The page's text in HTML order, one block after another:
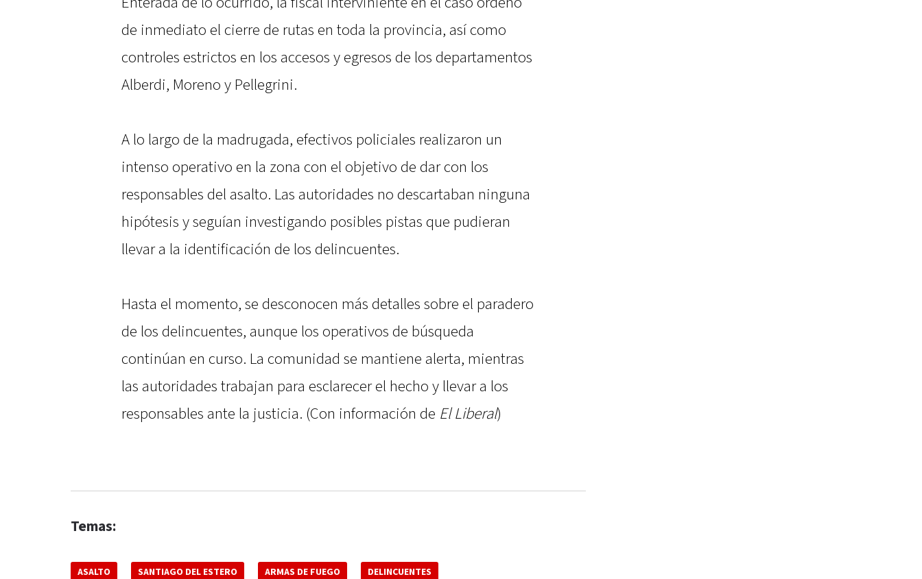
de inmediato el cierre de rutas en toda la provincia, así como
controles estrictos en los accesos y egresos de los departamentos
Alberdi, Moreno y Pellegrini.
A lo largo de la madrugada, efectivos policiales realizaron un
intenso operativo en la zona con el objetivo de dar con los
responsables del asalto. Las autoridades no descartaban ninguna
hipótesis y seguían investigando posibles pistas que pudieran
llevar a la identificación de los delincuentes.
Hasta el momento, se desconocen más detalles sobre el paradero
de los delincuentes, aunque los operativos de búsqueda
continúan en curso. La comunidad se mantiene alerta, mientras
las autoridades trabajan para esclarecer el hecho y llevar a los
responsables ante la justicia. (Con información de El Liberal)
Temas:
ASALTO SANTIAGO DEL ESTERO ARMAS DE FUEGO DELINCUENTES